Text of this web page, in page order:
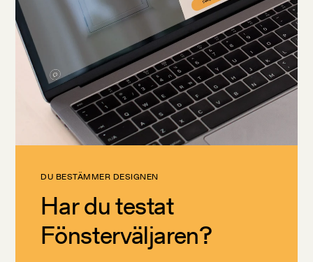
DU BESTÄMMER DESIGNEN
Har du testat
Fönsterväljaren?